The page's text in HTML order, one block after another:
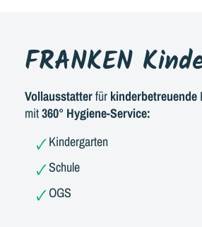
FRANKEN
Vollausstatterfür kinderbetreuende
mit360° Hygiene-Service:
Kindergarten
Schule
OGS